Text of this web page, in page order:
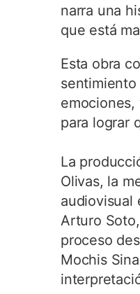
narra una
que está
Esta obra
para lograr
La
Olivas, la
audiovisual
Arturo
proceso
Mochis